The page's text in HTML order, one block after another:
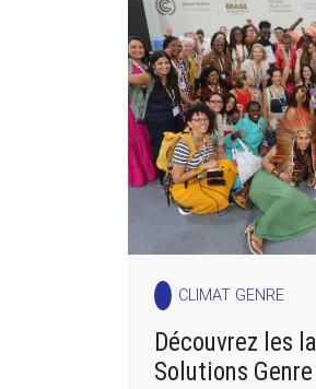
CLIMAT GENRE
Découvrez les
Solutions